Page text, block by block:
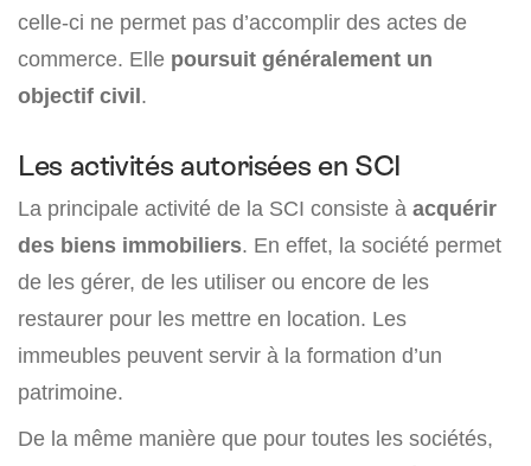
celle-ci ne permet pas d’accomplir des actes de
commerce. Elle poursuit généralement un
objectif civil.
Les activités autorisées en SCI
La principale activité de la SCI consiste à acquérir
des biens immobiliers. En effet, la société permet
de les gérer, de les utiliser ou encore de les
restaurer pour les mettre en location. Les
immeubles peuvent servir à la formation d’un
patrimoine.
De la même manière que pour toutes les sociétés,